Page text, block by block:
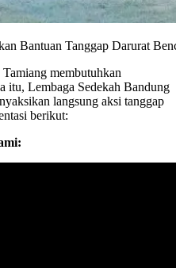
Bantuan Tanggap Darurat
membutuhkan
itu, Lembaga Sedekah Bandung
langsung aksi tanggap
berikut: